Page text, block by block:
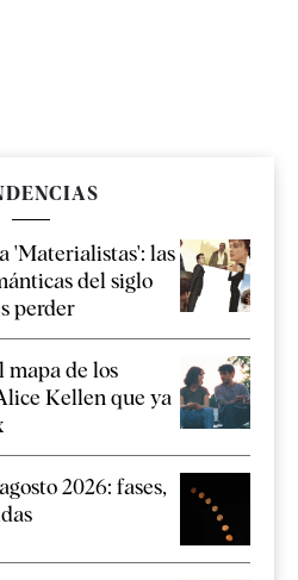
'Materialistas': las
del siglo
perder
mapa de los
Kellen que ya
2026: fases,